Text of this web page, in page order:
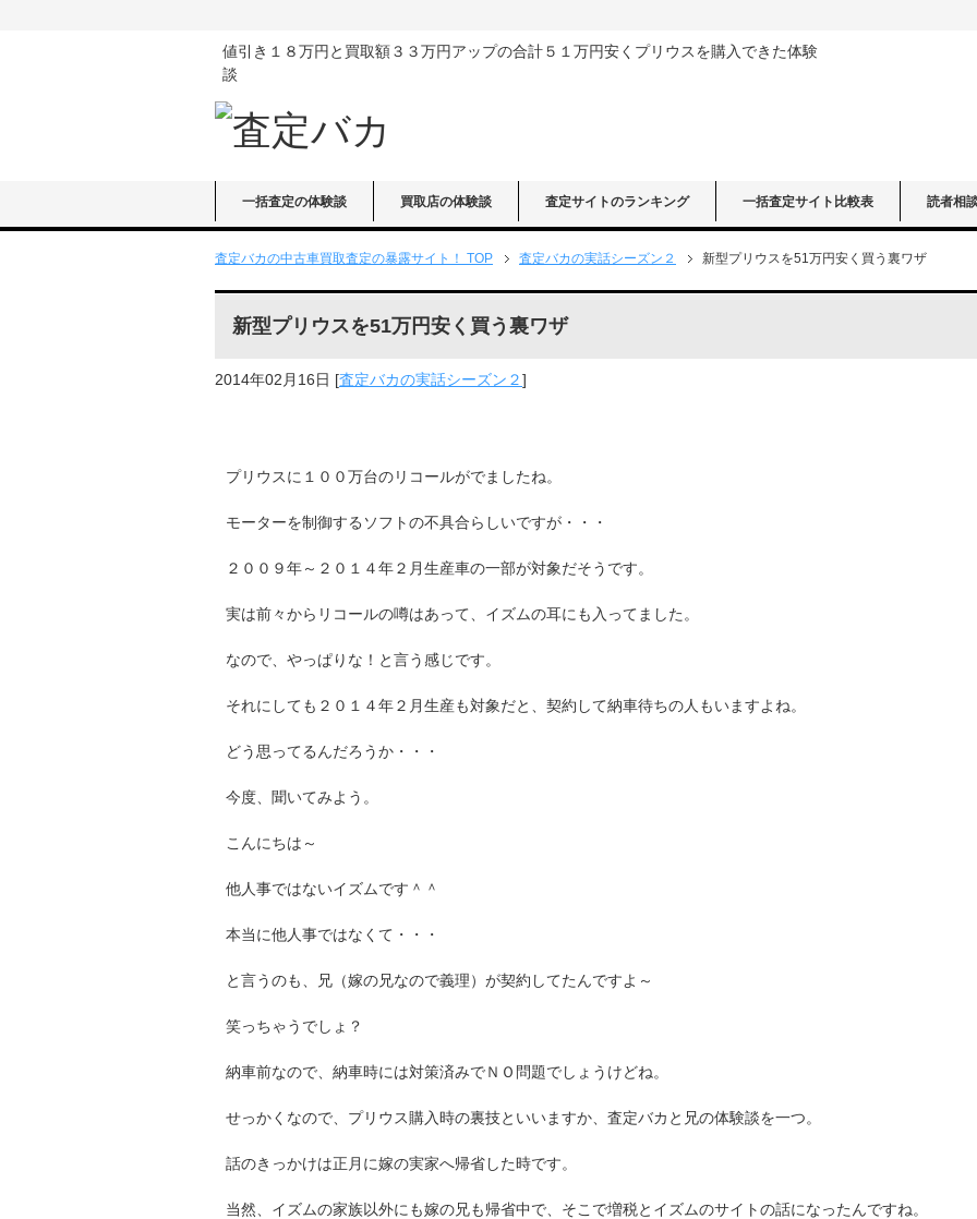
値引き１８万円と買取額３３万円アップの合計５１万円安くプリウスを購入できた体験
談
一括査定の体験談 買取店の体験談 査定サイトのランキング 一括査定サイト比較表 読者相
査定バカの中古車買取査定の暴露サイト！ TOP 査定バカの実話シーズン２ 新型プリウスを51万円安く買う裏ワザ
新型プリウスを51万円安く買う裏ワザ
2014年02月16日 [査定バカの実話シーズン２]
プリウスに１００万台のリコールがでましたね。
モーターを制御するソフトの不具合らしいですが・・・
２００９年～２０１４年２月生産車の一部が対象だそうです。
実は前々からリコールの噂はあって、イズムの耳にも入ってました。
なので、やっぱりな！と言う感じです。
それにしても２０１４年２月生産も対象だと、契約して納車待ちの人もいますよね。
どう思ってるんだろうか・・・
今度、聞いてみよう。
こんにちは～
他人事ではないイズムです＾＾
本当に他人事ではなくて・・・
と言うのも、兄（嫁の兄なので義理）が契約してたんですよ～
笑っちゃうでしょ？
納車前なので、納車時には対策済みでＮＯ問題でしょうけどね。
せっかくなので、プリウス購入時の裏技といいますか、査定バカと兄の体験談を一つ。
話のきっかけは正月に嫁の実家へ帰省した時です。
当然、イズムの家族以外にも嫁の兄も帰省中で、そこで増税とイズムのサイトの話になったんですね。